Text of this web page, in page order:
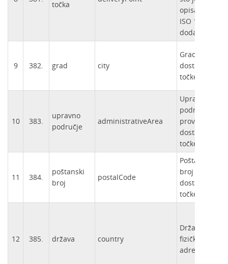
točka
opisano u
ISO 11180,
dodataka A).
9 382. grad city
Grad
dostavne
točke.
10 383.
upravno
područje
administrativeArea
Upravno
područje ili
provincija
dostavne
točke.
11 384.
poštanski
broj
postalCode
Poštanski
broj
dostavne
točke.
12 385. država country
Država
fizičke
adrese.